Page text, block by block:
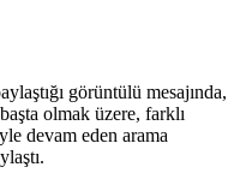
görüntülü mesajında,
olmak üzere, farklı
devam eden arama